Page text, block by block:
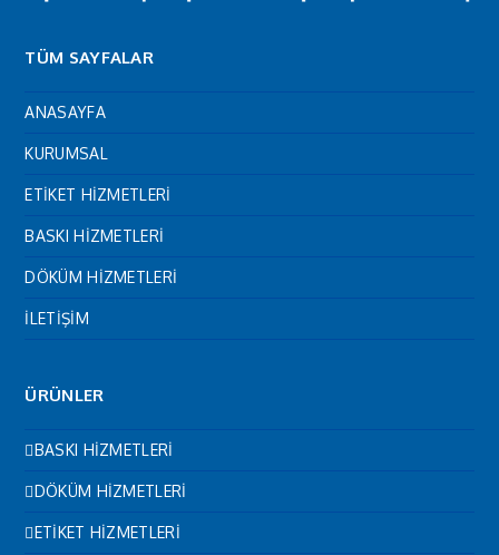
TÜM SAYFALAR
ANASAYFA
KURUMSAL
ETİKET HİZMETLERİ
BASKI HİZMETLERİ
DÖKÜM HİZMETLERİ
İLETİŞİM
ÜRÜNLER
BASKI HİZMETLERİ
DÖKÜM HİZMETLERİ
ETİKET HİZMETLERİ